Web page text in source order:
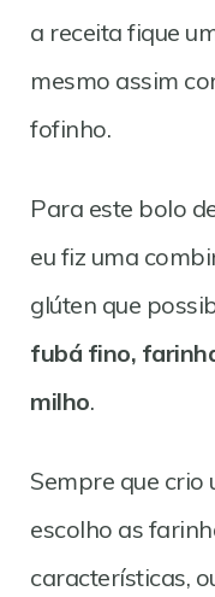
a receita fique
mesmo assim
fofinho.
Para este bolo
eu fiz uma
glúten que
fubá fino,
milho.
Sempre que crio
escolho as
características,